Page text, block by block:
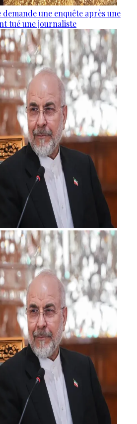
une enquête après une
tué une journaliste